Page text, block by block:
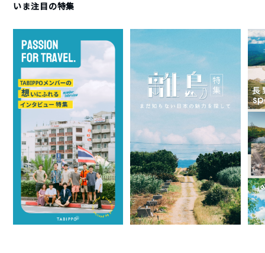
いま注目の特集